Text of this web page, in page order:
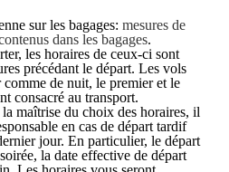
sur les bagages: mesures de
dans les bagages.
les horaires de ceux-ci sont
précédant le départ. Les vols
de nuit, le premier et le
consacré au transport.
maîtrise du choix des horaires, il
en cas de départ tardif
jour. En particulier, le départ
la date effective de départ